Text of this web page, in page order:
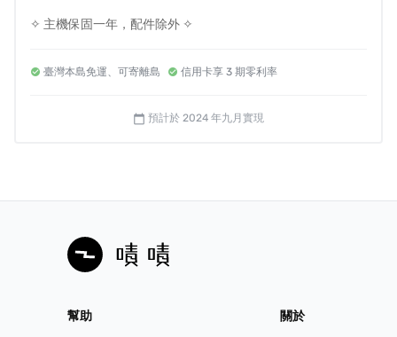
風險與挑戰
✧ 主機保固一年，配件除外 ✧
臺灣本島免運、可寄離島 信用卡享 3 期零利率
calendar_today 預計於 2024 年九月實現
幫助 關於